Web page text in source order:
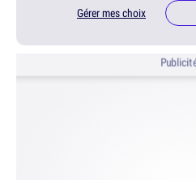
Gérer mes choix